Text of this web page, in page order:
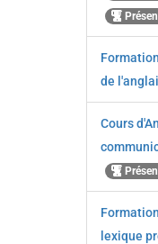
de
Cours
lexique